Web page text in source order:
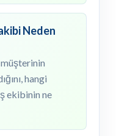
Neden
hangi
ekibinin ne